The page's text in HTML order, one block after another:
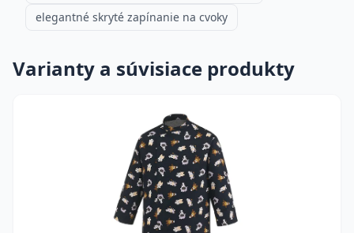
elegantné skryté zapínanie na cvoky
Varianty a súvisiace produkty